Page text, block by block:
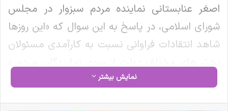
اصغر عنابستانی نماینده مردم سبزوار در مجلس
شورای اسلامی، در پاسخ به این سوال که «این روزها
شاهد انتقادات فراوانی نسبت به کارآمدی مسئولان
بخش‌های مختلف دولت از سوی نمایندگان، مردم و
رسانه‌ها هستیم، به نظر شما چه اقدامی از دولت در
نمایش بیشتر